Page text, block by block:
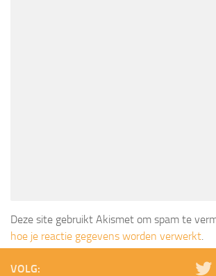
Deze site gebruikt Akismet om spam te
hoe je reactie gegevens worden verwerkt.
VOLG: